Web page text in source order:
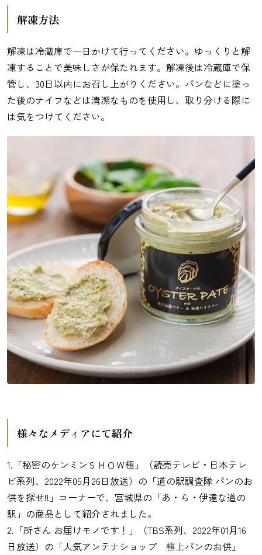
解凍方法
解凍は冷蔵庫で一日かけて行ってください。ゆっくりと解
凍することで美味しさが保たれます。解凍後は冷蔵庫で保
管し、30日以内にお召し上がりください。パンなどに塗っ
た後のナイフなどは清潔なものを使用し、取り分ける際に
は気をつけてください。
様々なメディアにて紹介
1.「秘密のケンミンＳＨＯＷ極」（読売テレビ・日本テレ
ビ系列、2022年05月26日放送）の「道の駅調査隊 パンのお
供を探せ!!」コーナーで、宮城県の「あ・ら・伊達な道の
駅」の商品として紹介されました。
2.「所さん お届けモノです！」（TBS系列、2022年01月16
日放送）の「人気アンテナショップ 極上パンのお供」